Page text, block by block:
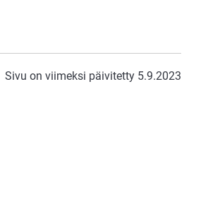
Sivu on viimeksi päivitetty 5.9.2023